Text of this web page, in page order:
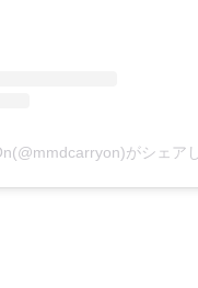
がシェア